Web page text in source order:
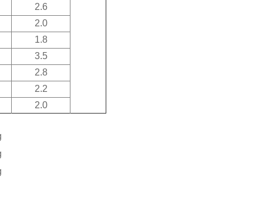
2.6
2.0
1.8
3.5
2.8
2.2
2.0